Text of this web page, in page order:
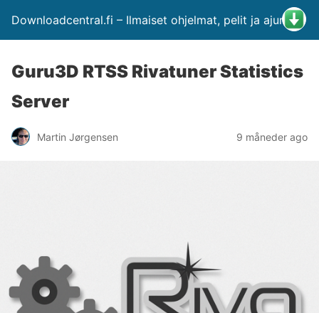
Downloadcentral.fi – Ilmaiset ohjelmat, pelit ja ajurit
Guru3D RTSS Rivatuner Statistics
Server
Martin Jørgensen 9 måneder ago